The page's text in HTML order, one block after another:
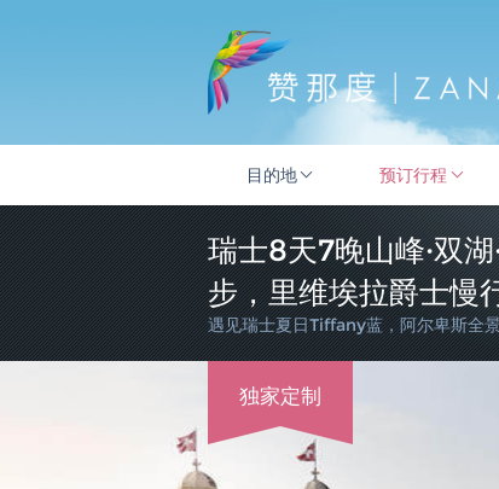
目的地 预订行程
瑞士8天7晚山峰·双
步，里维埃拉爵士慢
遇见瑞士夏日Tiffany蓝，阿尔卑斯全
独家定制